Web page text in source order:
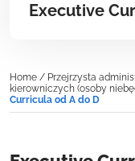
Executive
Home / Przejrzysta
kierowniczych (osoby
Curricula od A do D